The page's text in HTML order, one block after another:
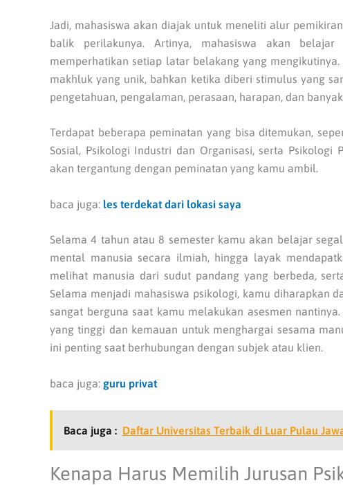
Jadi, mahasiswa akan diajak untuk meneliti alur
balik perilakunya. Artinya, mahasiswa akan belajar
memperhatikan setiap latar belakang yang
makhluk yang unik, bahkan ketika diberi stimulus yang
pengetahuan, pengalaman, perasaan, harapan, dan
Terdapat beberapa peminatan yang bisa ditemukan,
Sosial, Psikologi Industri dan Organisasi, serta
akan tergantung dengan peminatan yang kamu ambil.
baca juga: les terdekat dari lokasi saya
Selama 4 tahun atau 8 semester kamu akan belajar
mental manusia secara ilmiah, hingga layak
melihat manusia dari sudut pandang yang berbeda,
Selama menjadi mahasiswa psikologi, kamu diharapkan
sangat berguna saat kamu melakukan asesmen
yang tinggi dan kemauan untuk menghargai sesama
ini penting saat berhubungan dengan subjek atau klien.
baca juga: guru privat
Baca juga : Daftar Universitas Terbaik di Luar Pulau
Kenapa Harus Memilih Jurusan